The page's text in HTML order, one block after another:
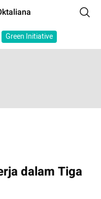
Green Initiative
dalam Tiga